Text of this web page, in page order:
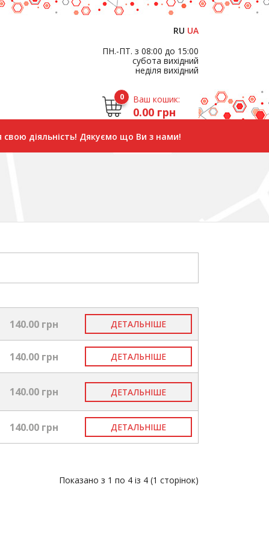
RU UA
ПН.-ПТ. з 08:00 до 15:00
субота вихідний
неділя вихідний
0 Ваш кошик:
0.00 грн
діяльність! Дякуємо що Ви з нами!
140.00 грн ДЕТАЛЬНІШЕ
140.00 грн ДЕТАЛЬНІШЕ
140.00 грн ДЕТАЛЬНІШЕ
140.00 грн ДЕТАЛЬНІШЕ
Показано з 1 по 4 із 4 (1 сторінок)